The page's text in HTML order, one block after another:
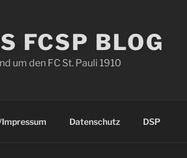
FCSP BLOG
um den FC St. Pauli 1910
Datenschutz DSP